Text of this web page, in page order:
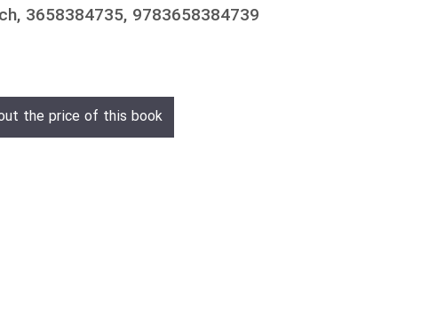
3658384735, 9783658384739
the price of this book